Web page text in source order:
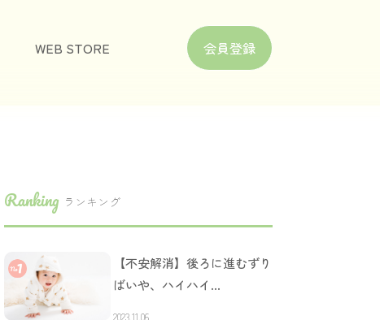
WEB STORE 会員登録
Ranking ランキング
【不安解消】後ろに進むずり
ばいや、ハイハイ…
2023.11.06